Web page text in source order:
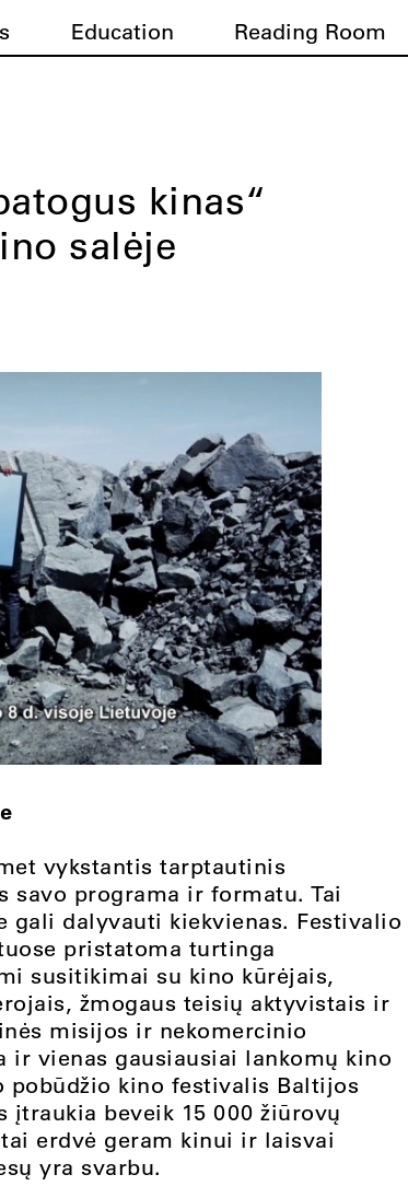
Education Reading Room
kinas“
salėje
vykstantis tarptautinis
programa ir formatu. Tai
dalyvauti kiekvienas. Festivalio
pristatoma turtinga
susitikimai su kino kūrėjais,
žmogaus teisių aktyvistais ir
misijos ir nekomercinio
ir vienas gausiausiai lankomų kino
kino festivalis Baltijos
įtraukia beveik 15 000 žiūrovų
erdvė geram kinui ir laisvai
yra svarbu.